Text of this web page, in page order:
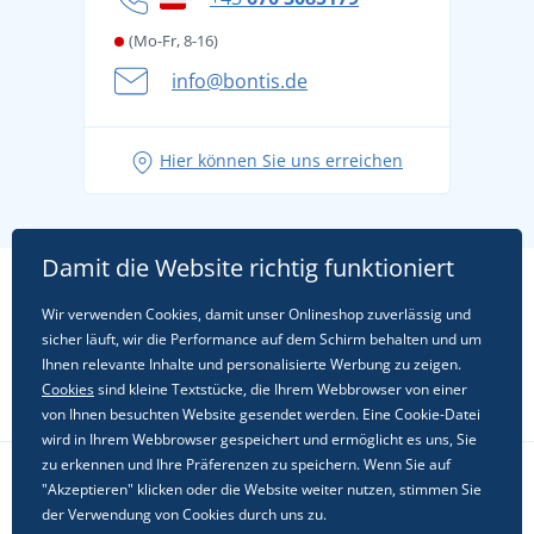
(Mo-Fr, 8-16)
info@bontis.de
Hier können Sie uns erreichen
Folgen Sie uns in sozialen Netzwerken
Damit die Website richtig funktioniert
Wir verwenden Cookies, damit unser Onlineshop zuverlässig und
sicher läuft, wir die Performance auf dem Schirm behalten und um
Ihnen relevante Inhalte und personalisierte Werbung zu zeigen.
Cookiessind kleine Textstücke, die Ihrem Webbrowser von einer
von Ihnen besuchten Website gesendet werden. Eine Cookie-Datei
wird in Ihrem Webbrowser gespeichert und ermöglicht es uns, Sie
zu erkennen und Ihre Präferenzen zu speichern. Wenn Sie auf
"Akzeptieren" klicken oder die Website weiter nutzen, stimmen Sie
der Verwendung von Cookies durch uns zu.